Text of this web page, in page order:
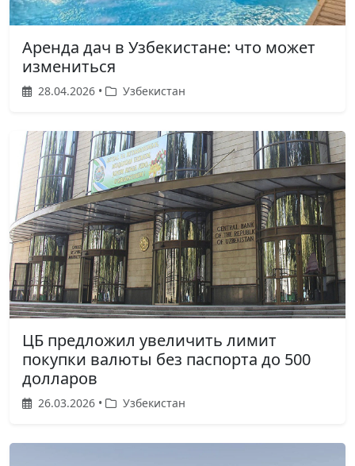
Аренда дач в Узбекистане: что может
измениться
28.04.2026 • Узбекистан
ЦБ предложил увеличить лимит
покупки валюты без паспорта до 500
долларов
26.03.2026 • Узбекистан